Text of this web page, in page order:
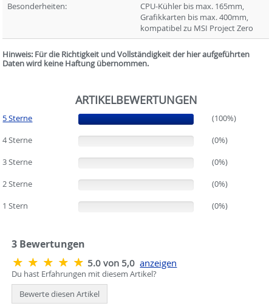
Besonderheiten:
CPU-Kühler bis max. 165mm,
Grafikkarten bis max. 400mm,
kompatibel zu MSI Project Zero
Hinweis: Für die Richtigkeit und Vollständigkeit der hier aufgeführten
Daten wird keine Haftung übernommen.
ARTIKELBEWERTUNGEN
5 Sterne (100%)
(100%)
4 Sterne
(0%)
3 Sterne
(0%)
2 Sterne
(0%)
1 Stern
(0%)
3 Bewertungen
5.0 von 5,0 anzeigen
Du hast Erfahrungen mit diesem Artikel?
Bewerte diesen Artikel